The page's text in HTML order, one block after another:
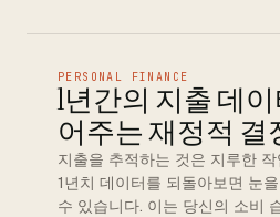
PERSONAL FINANCE
1년간의 지출 데
어주는 재정적 결
지출을 추적하는 것은 지루한
1년치 데이터를 되돌아보면 눈
수 있습니다. 이는 당신의 소비